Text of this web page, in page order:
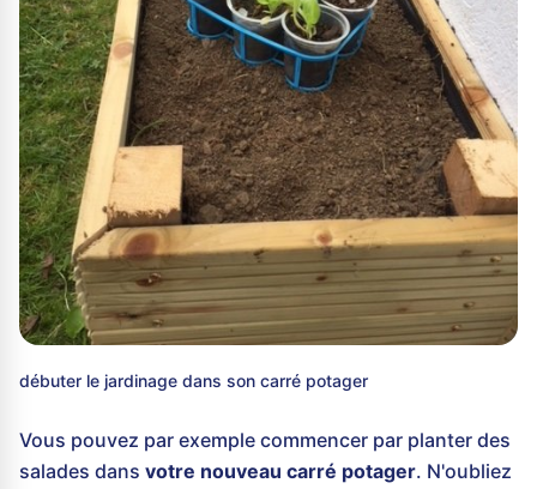
débuter le jardinage dans son carré potager
Vous pouvez par exemple commencer par planter des
salades dans votre nouveau carré potager. N'oubliez